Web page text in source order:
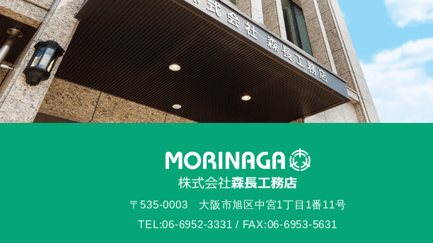
〒535-0003 大阪市旭区中宮1丁目1番11号
TEL:06-6952-3331 / FAX:06-6953-5631